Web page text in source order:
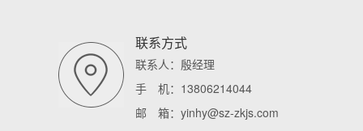
联系方式
联系人：殷经理
手 机：13806214044
邮 箱：yinhy@sz-zkjs.com